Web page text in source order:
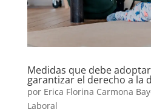
Medidas que debe
garantizar el derecho a la
por Erica Florina Carmona
Laboral